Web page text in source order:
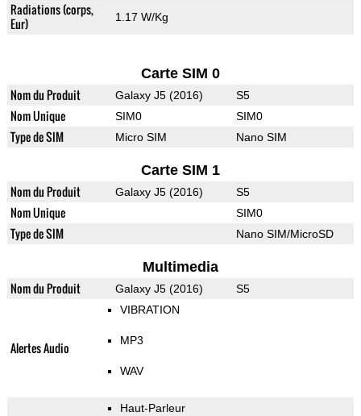
Radiations (corps,
Eur)
1.17 W/Kg
Carte SIM 0
Nom du Produit Galaxy J5 (2016) S5
Nom Unique SIM0 SIM0
Type de SIM Micro SIM Nano SIM
Carte SIM 1
Nom du Produit Galaxy J5 (2016) S5
Nom Unique SIM0
Type de SIM Nano SIM/MicroSD
Multimedia
Nom du Produit Galaxy J5 (2016) S5
Alertes Audio
VIBRATION
MP3
WAV
Haut-Parleur